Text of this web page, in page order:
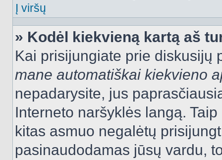
Į viršų
» Kodėl kiekvieną kartą aš
Kai prisijungiate prie diskusijų
mane automatiškai kiekvieno
nepadarysite, jus
Interneto naršyklės langą.
kitas asmuo negalėtų
pasinaudodamas jūsų vardu,